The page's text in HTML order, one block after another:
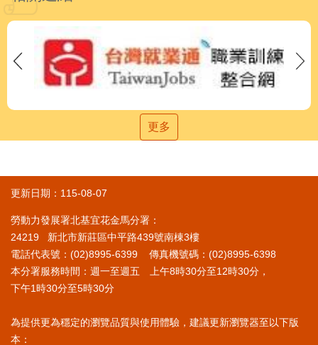
更多
更新日期：115-08-07
勞動力發展署北基宜花金馬分署：
24219 新北市新莊區中平路439號南棟3樓
電話代表號：(02)8995-6399 傳真機號碼：(02)8995-6398
本分署服務時間：週一至週五 上午8時30分至12時30分，
下午1時30分至5時30分
為提供更為穩定的瀏覽品質與使用體驗，建議更新瀏覽器至以下版
本：